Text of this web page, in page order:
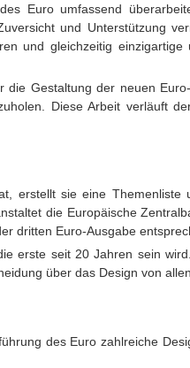
Euro umfassend
und Unterstützung
und gleichzeitig
Gestaltung der neuen
Diese Arbeit verläuft
erstellt sie eine
die Europäische
dritten Euro-Ausgabe
erste seit 20 Jahren sein
über das Design von
des Euro zahlreiche